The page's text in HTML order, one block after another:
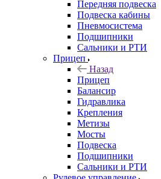
Передняя подвеска
Подвеска кабины
Пневмосистема
Подшипники
Сальники и РТИ
Прицеп
Назад
Прицеп
Балансир
Гидравлика
Крепления
Метизы
Мосты
Подвеска
Подшипники
Сальники и РТИ